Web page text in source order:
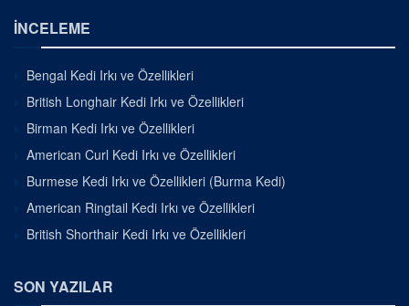
İNCELEME
Bengal Kedi Irkı ve Özellikleri
British Longhair Kedi Irkı ve Özellikleri
Birman Kedi Irkı ve Özellikleri
American Curl Kedi Irkı ve Özellikleri
Burmese Kedi Irkı ve Özellikleri (Burma Kedi)
American Ringtail Kedi Irkı ve Özellikleri
British Shorthair Kedi Irkı ve Özellikleri
SON YAZILAR